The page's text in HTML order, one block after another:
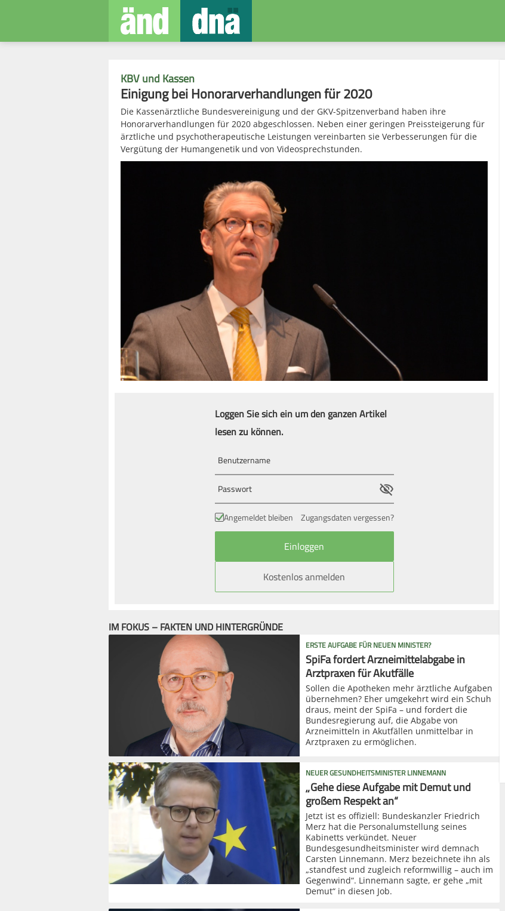
KBV und Kassen
Einigung bei Honorarverhandlungen für 2020
Die Kassenärztliche Bundesvereinigung und der GKV-Spitzenverband haben ihre
Honorarverhandlungen für 2020 abgeschlossen. Neben einer geringen Preissteigerung für
ärztliche und psychotherapeutische Leistungen vereinbarten sie Verbesserungen für die
Vergütung der Humangenetik und von Videosprechstunden.
Loggen Sie sich ein um den ganzen Artikel
lesen zu können.
Angemeldet bleiben Zugangsdaten vergessen?
Kostenlos anmelden
IM FOKUS – FAKTEN UND HINTERGRÜNDE
ERSTE AUFGABE FÜR NEUEN MINISTER?
SpiFa fordert Arzneimittelabgabe in
Arztpraxen für Akutfälle
Sollen die Apotheken mehr ärztliche Aufgaben
übernehmen? Eher umgekehrt wird ein Schuh
draus, meint der SpiFa – und fordert die
Bundesregierung auf, die Abgabe von
Arzneimitteln in Akutfällen unmittelbar in
Arztpraxen zu ermöglichen.
NEUER GESUNDHEITSMINISTER LINNEMANN
„Gehe diese Aufgabe mit Demut und
großem Respekt an“
Jetzt ist es offiziell: Bundeskanzler Friedrich
Merz hat die Personalumstellung seines
Kabinetts verkündet. Neuer
Bundesgesundheitsminister wird demnach
Carsten Linnemann. Merz bezeichnete ihn als
„standfest und zugleich reformwillig – auch im
Gegenwind“. Linnemann sagte, er gehe „mit
Demut“ in diesen Job.